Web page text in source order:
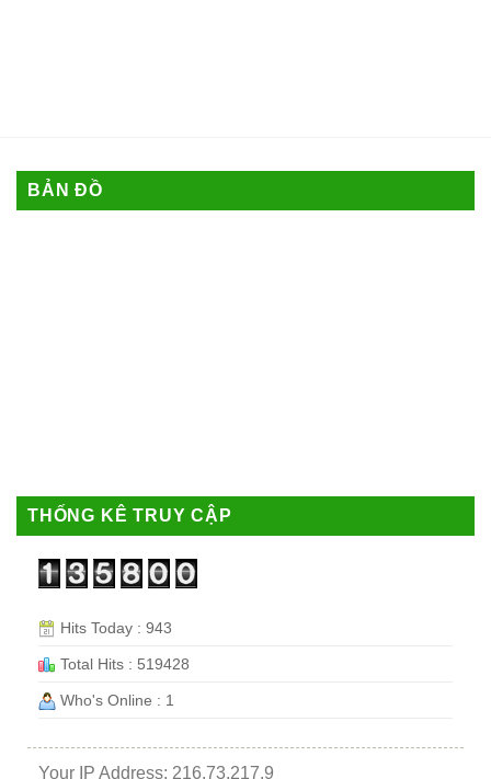
BẢN ĐỒ
THỐNG KÊ TRUY CẬP
Hits Today : 943
Total Hits : 519428
Who's Online : 1
Your IP Address: 216.73.217.9